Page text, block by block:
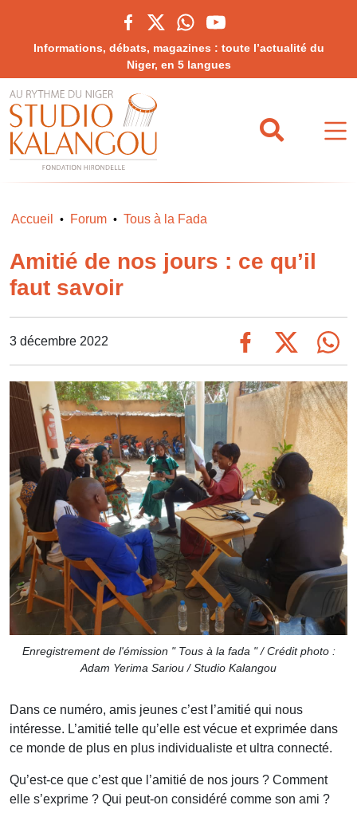
Informations, débats, magazines : toute l’actualité du
Niger, en 5 langues
Accueil • Forum • Tous à la Fada
Amitié de nos jours : ce qu’il
faut savoir
3 décembre 2022
Enregistrement de l'émission " Tous à la fada " / Crédit photo :
Adam Yerima Sariou / Studio Kalangou
Dans ce numéro, amis jeunes c’est l’amitié qui nous
intéresse. L’amitié telle qu’elle est vécue et exprimée dans
ce monde de plus en plus individualiste et ultra connecté.
Qu’est-ce que c’est que l’amitié de nos jours ? Comment
elle s’exprime ? Qui peut-on considéré comme son ami ?